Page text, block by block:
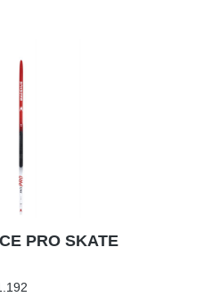
PRO SKATE